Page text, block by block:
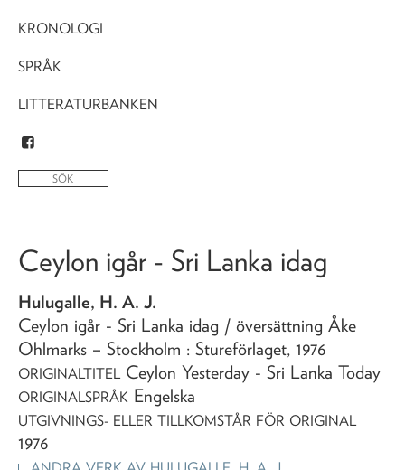
KRONOLOGI
SPRÅK
LITTERATURBANKEN
Ceylon igår - Sri Lanka idag
Hulugalle, H. A. J.
Ceylon igår - Sri Lanka idag / översättning Åke
Ohlmarks – Stockholm : Stureförlaget, 1976
ORIGINALTITEL Ceylon Yesterday - Sri Lanka Today
ORIGINALSPRÅK Engelska
UTGIVNINGS- ELLER TILLKOMSTÅR FÖR ORIGINAL
1976